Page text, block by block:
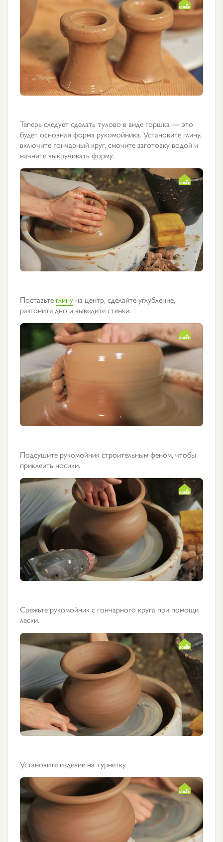
Теперь следует сделать тулово в виде горшка — это
будет основная форма рукомойника. Установите глину,
включите гончарный круг, смочите заготовку водой и
начните выкручивать форму.
Поставьте глину на центр, сделайте углубление,
разгоните дно и выведите стенки.
Подсушите рукомойник строительным феном, чтобы
приклеить носики.
Срежьте рукомойник с гончарного круга при помощи
лески.
Установите изделие на турнетку.